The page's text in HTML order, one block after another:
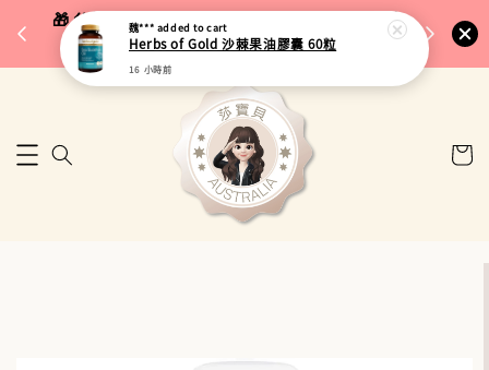
🎁 父親節限定｜全館96折・指定品牌88折｜滿
$5,000再折$100
🚚 台
魏*** added to cart
Herbs of Gold 沙棘果油膠囊 60粒
16 小時前